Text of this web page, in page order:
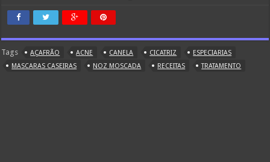
Tags AÇAFRÃO ACNE CANELA CICATRIZ
ESPECIARIAS
MASCARAS CASEIRAS
NOZ MOSCADA RECEITAS TRATAMENTO